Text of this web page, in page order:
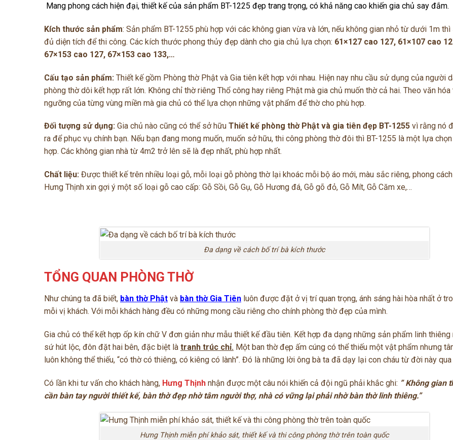
Mang phong cách hiện đại, thiết kế của sản phẩm BT-1225 đẹp trang trọng, có khả năng cao khiến gia chủ say đắm.
Kích thước sản phẩm: Sản phẩm BT-1255 phù hợp với các không gian vừa và lớn, nếu không gian nhỏ từ dưới 1m thì
đủ diện tích để thi công. Các kích thước phong thủy đẹp dành cho gia chủ lựa chọn: 61×127 cao 127, 61×107 cao
67×153 cao 127, 67×153 cao 133,…
Cấu tạo sản phẩm: Thiết kế gồm Phòng thờ Phật và Gia tiên kết hợp với nhau. Hiện nay nhu cầu sử dụng của người
phòng thờ dôi kết hợp rất lớn. Không chỉ thờ riêng Thổ công hay riêng Phật mà gia chủ muốn thờ cả hai. Theo văn hóa
ngưỡng của từng vùng miền mà gia chủ có thể lựa chọn những vật phẩm để thờ cho phù hợp.
Đối tượng sử dụng: Gia chủ nào cũng có thể sở hữu Thiết kế phòng thờ Phật và gia tiên đẹp BT-1255 vì rằng nó
ra để phục vụ chính bạn. Nếu bạn đang mong muốn, muốn sở hữu, thi công phòng thờ đôi thì BT-1255 là một lựa
hợp. Các không gian nhà từ 4m2 trở lên sẽ là đẹp nhất, phù hợp nhất.
Chất liệu: Được thiết kế trên nhiều loại gỗ, mỗi loại gỗ phòng thờ lại khoác mỗi bộ áo mới, màu sắc riêng, phong
Hưng Thịnh xin gợi ý một số loại gỗ cao cấp: Gỗ Sồi, Gỗ Gụ, Gỗ Hương đá, Gỗ gõ đỏ, Gỗ Mít, Gỗ Căm xe,…
Đa dạng về cách bố trí bà kích thước
TỔNG QUAN PHÒNG THỜ
Như chúng ta đã biết, bàn thờ Phật và bàn thờ Gia Tiên luôn được đặt ở vị trí quan trọng, ánh sáng hài hòa nhất ở
mỗi vị khách. Với mỗi khách hàng đều có những mong cầu riêng cho chính phòng thờ đẹp của mình.
Gia chủ có thể kết hợp ốp kín chữ V đơn giản như mẫu thiết kế đầu tiên. Kết hợp đa dạng những sản phẩm linh thiêng
sứ hút lộc, đôn đặt hai bên, đặc biệt là tranh trúc chỉ. Một ban thờ đẹp ấm cúng có thể thiếu một vật phẩm nhưng
luôn không thể thiếu, “có thờ có thiêng, có kiêng có lành”. Đó là những lời ông bà ta đã dạy lại con cháu từ đời này
Có lần khi tư vấn cho khách hàng, Hưng Thịnh nhận được một câu nói khiến cả đội ngũ phải khắc ghi: ” Không gian
cần bàn tay người thiết kế, bàn thờ đẹp nhờ tâm người thợ, nhà có vững lại phải nhờ bàn thờ linh thiêng.”
Hưng Thịnh miễn phí khảo sát, thiết kế và thi công phòng thờ trên toàn quốc